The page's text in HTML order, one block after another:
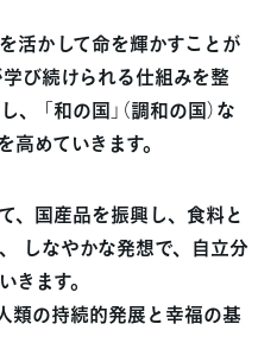
活かして命を輝かすことが
び続けられる仕組みを整
、
「和の国」（調和の国）な
めていきます。
、国産品を振興し、食料と
しなやかな発想で、自立分
ます。
類の持続的発展と幸福の基